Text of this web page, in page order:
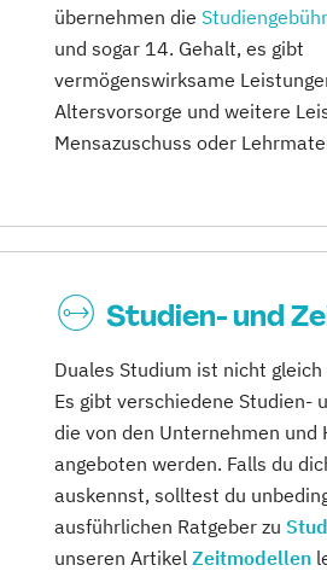
übernehmen die
und sogar 14. Gehalt, es gibt
vermögenswirksame
Altersvorsorge und weitere
Mensazuschuss oder
Studien- und
Duales Studium ist nicht
Es gibt verschiedene Studien-
die von den Unternehmen und
angeboten werden. Falls du
auskennst, solltest du
ausführlichen Ratgeber zu
unseren Artikel Zeitmodellen